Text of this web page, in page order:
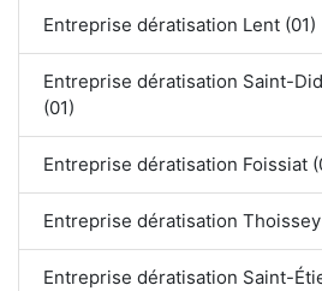
Entreprise dératisation Lent (01)
Entreprise dératisation Saint-
(01)
Entreprise dératisation Foissiat
Entreprise dératisation Thoissey
Entreprise dératisation Saint-